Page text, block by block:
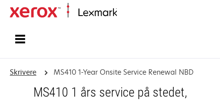
Skrivere MS410 1-Year Onsite Service Renewal NBD
MS410 1 års service på stedet,